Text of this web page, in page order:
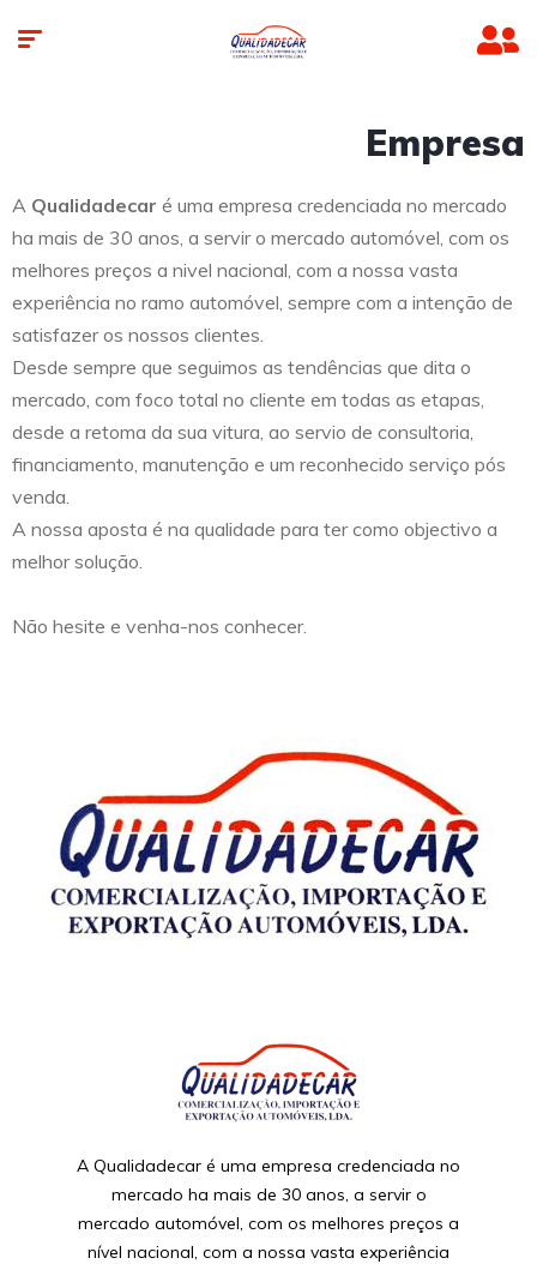
Empresa
A Qualidadecar é uma empresa credenciada no mercado
ha mais de 30 anos, a servir o mercado automóvel, com os
melhores preços a nivel nacional, com a nossa vasta
experiência no ramo automóvel, sempre com a intenção de
satisfazer os nossos clientes.
Desde sempre que seguimos as tendências que dita o
mercado, com foco total no cliente em todas as etapas,
desde a retoma da sua vitura, ao servio de consultoria,
financiamento, manutenção e um reconhecido serviço pós
venda.
A nossa aposta é na qualidade para ter como objectivo a
melhor solução.
Não hesite e venha-nos conhecer.
A Qualidadecar é uma empresa credenciada no
mercado ha mais de 30 anos, a servir o
mercado automóvel, com os melhores preços a
nível nacional, com a nossa vasta experiência